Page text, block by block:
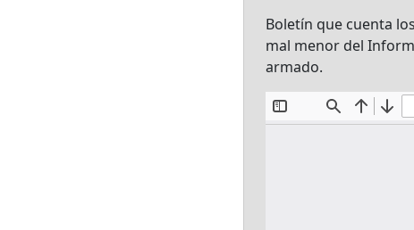
Boletín que cuenta
mal menor del
armado.